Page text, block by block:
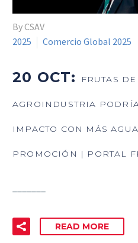
By CSAV
2025
Comercio Global 2025
20 OCT: FRUTAS
AGROINDUSTRIA
IMPACTO CON MÁS
PROMOCIÓN | PORTAL
READ MORE